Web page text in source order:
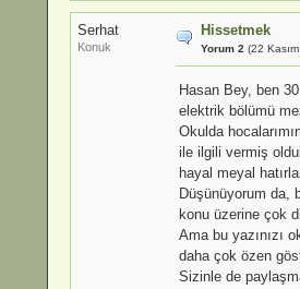
Serhat
Konuk
Hissetmek
Yorum 2 (22
Hasan Bey, ben
elektrik bölümü
Okulda
ile ilgili vermiş
hayal meyal
Düşünüyorum da,
konu üzerine çok
Ama bu yazınızı
daha çok özen
Sizinle de